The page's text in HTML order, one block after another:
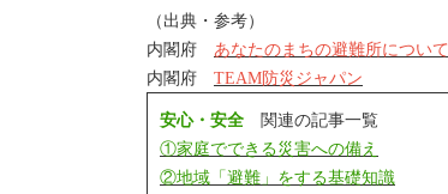
（出典・参考）
内閣府 あなたのまちの避難所について
内閣府 TEAM防災ジャパン
安心・安全
関連の記事一覧
①家庭でできる災害への備え
②地域「避難」をする基礎知識